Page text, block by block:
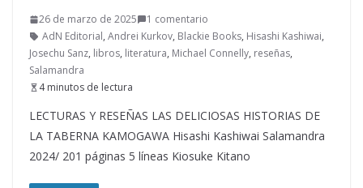
26 de marzo de 2025
1 comentario
AdN Editorial, Andrei Kurkov, Blackie Books, Hisashi Kashiwai,
Josechu Sanz, libros, literatura, Michael Connelly, reseñas,
Salamandra
4 minutos de lectura
LECTURAS Y RESEÑAS LAS DELICIOSAS HISTORIAS DE
LA TABERNA KAMOGAWA Hisashi Kashiwai Salamandra
2024/ 201 páginas 5 líneas Kiosuke Kitano